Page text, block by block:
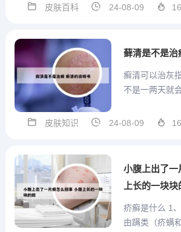
局部皮肤颜色
自卑感。 贫血痣终生不消退，一经
皮肤百科 24-08-09
藓清是不是治
癣清可以治灰
不是一两天就
比萘芬酊、阿
小于50%，病
皮肤知识 24-08-09
小腹上出了一
上长的一块
疥癣是什么 1
由蹒类（疥螨